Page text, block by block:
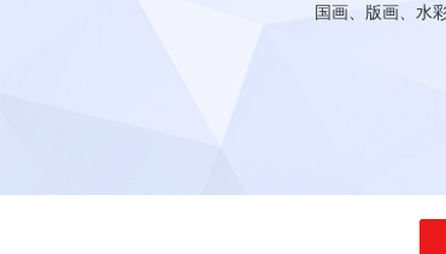
国画、版画、水